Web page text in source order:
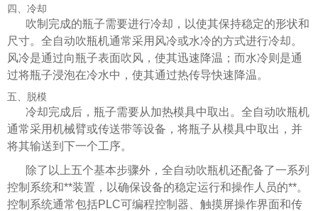
四、冷却
吹制完成的瓶子需要进行冷却，以使其保持稳定的形状和
尺寸。全自动吹瓶机通常采用风冷或水冷的方式进行冷却。
风冷是通过向瓶子表面吹风，使其迅速降温；而水冷则是通
过将瓶子浸泡在冷水中，使其通过热传导快速降温。
五、脱模
冷却完成后，瓶子需要从加热模具中取出。全自动吹瓶机
通常采用机械臂或传送带等设备，将瓶子从模具中取出，并
将其输送到下一个工序。
除了以上五个基本步骤外，全自动吹瓶机还配备了一系列
控制系统和**装置，以确保设备的稳定运行和操作人员的**。
控制系统通常包括PLC可编程控制器、触摸屏操作界面和传